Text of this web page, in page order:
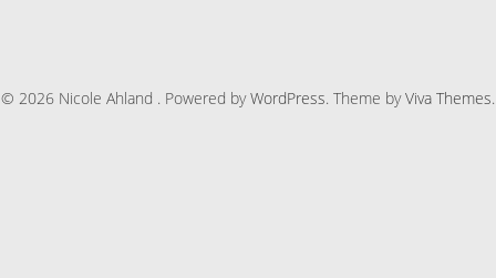
© 2026 Nicole Ahland . Powered byWordPress. Theme byViva Themes.